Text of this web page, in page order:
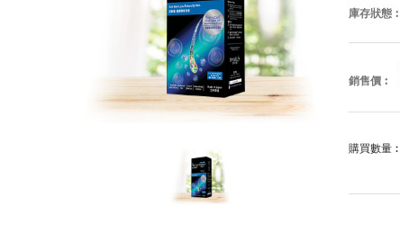
庫存狀態︰
銷售價︰
購買數量︰